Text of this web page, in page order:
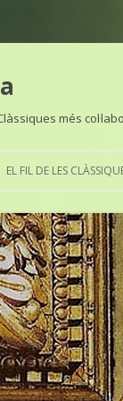
més
EL FIL DE LES